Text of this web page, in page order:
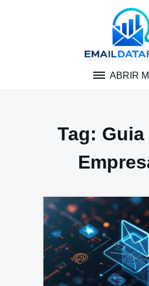
ABRIR
Tag: Guia